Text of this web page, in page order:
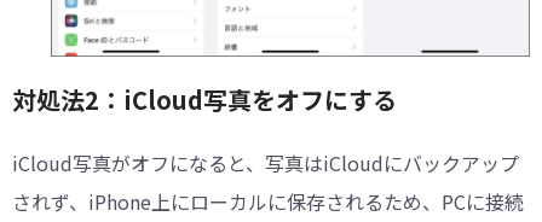
対処法2：iCloud写真をオフにする
iCloud写真がオフになると、写真はiCloudにバックアップ
されず、iPhone上にローカルに保存されるため、PCに接続